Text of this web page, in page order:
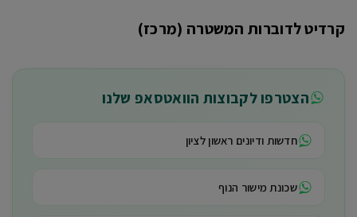
קרדיט לדוברות המשטרה (מרכז)
הצטרפו לקבוצות הוואטסאפ שלנו
חדשות ודיונים ראשון לציון
שכונת מישור הנוף